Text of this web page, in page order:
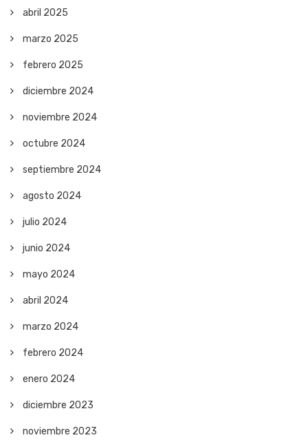
abril 2025
marzo 2025
febrero 2025
diciembre 2024
noviembre 2024
octubre 2024
septiembre 2024
agosto 2024
julio 2024
junio 2024
mayo 2024
abril 2024
marzo 2024
febrero 2024
enero 2024
diciembre 2023
noviembre 2023